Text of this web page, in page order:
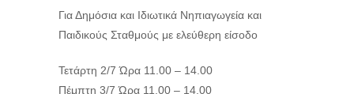
Για Δημόσια και Ιδιωτικά Νηπιαγωγεία και
Παιδικούς Σταθμούς με ελεύθερη είσοδο
Τετάρτη 2/7 Ώρα 11.00 – 14.00
Πέμπτη 3/7 Ώρα 11.00 – 14.00